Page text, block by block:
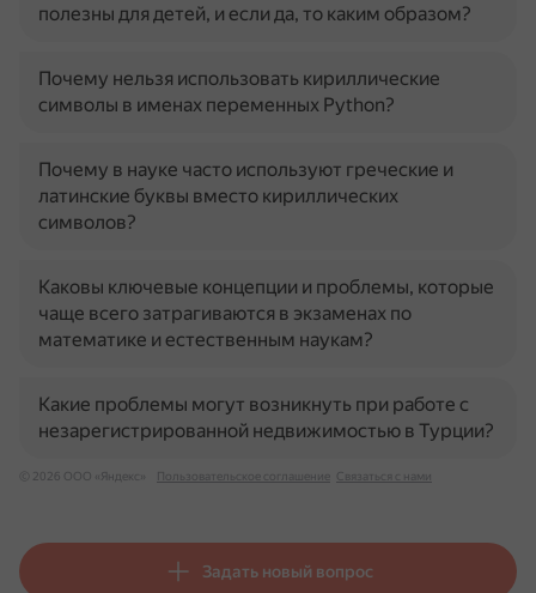
полезны для детей, и если да, то каким образом?
Почему нельзя использовать кириллические
символы в именах переменных Python?
Почему в науке часто используют греческие и
латинские буквы вместо кириллических
символов?
Каковы ключевые концепции и проблемы, которые
чаще всего затрагиваются в экзаменах по
математике и естественным наукам?
Какие проблемы могут возникнуть при работе с
незарегистрированной недвижимостью в Турции?
© 2026 ООО «Яндекс» Пользовательское соглашение Связаться с нами
Задать новый вопрос